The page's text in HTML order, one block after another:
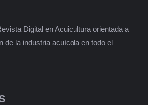
Digital en Acuicultura orientada a
de la industria acuícola en todo el